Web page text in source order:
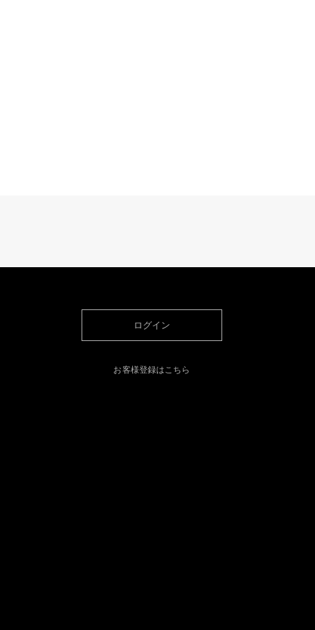
ログイン
お客様登録はこちら